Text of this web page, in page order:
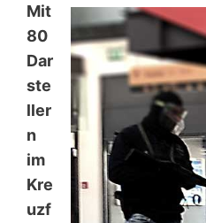
Mit
80
Dar
ste
ller
n
im
Kre
uzf